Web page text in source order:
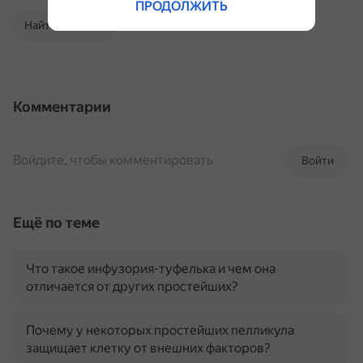
Найти в Поиске
Комментарии
Войти
Войдите, чтобы комментировать
Ещё по теме
Что такое инфузория-туфелька и чем она
отличается от других простейших?
Почему у некоторых простейших пелликула
защищает клетку от внешних факторов?
ПРОДОЛЖИТЬ